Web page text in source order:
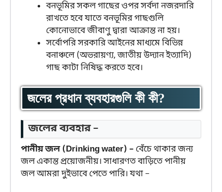
বনভূমির সকল গাছের ওপর সর্বদা নজরদারি
রাখতে হবে যাতে বনভূমির গাছগুলি
কোনোভাবে জীবাণু দ্বারা আক্রান্ত না হয়।
সর্বোপরি সরকারি আইনের মাধ্যমে বিভিন্ন
বনাঞ্চলে (অভরায়ণ্য, জাতীয় উদ্যান ইত্যাদি)
গাছ কাটা নিষিদ্ধ করতে হবে।
জলের প্রধান ব্যবহারগুলি কী কী?
জলের ব্যবহার –
পানীয় জল (Drinking water) – বেঁচে থাকার জন্য
জল একান্ত প্রয়োজনীয়। সাধারণত বাড়িতে পানীয়
জল আমরা দুইভাবে পেতে পারি। যথা –